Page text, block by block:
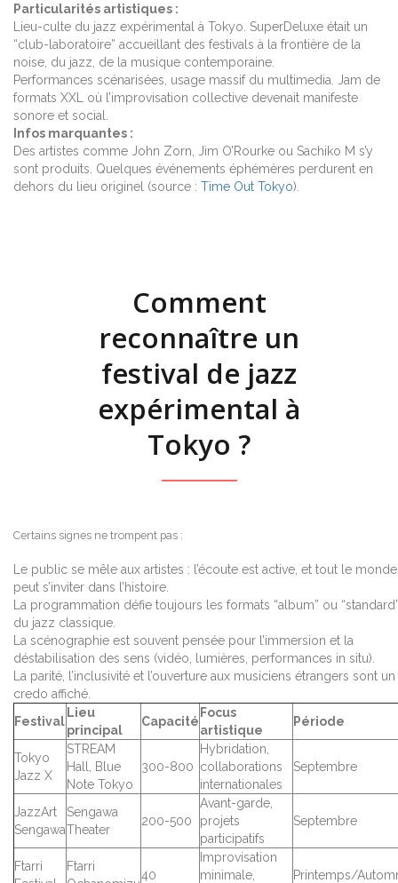
Particularités artistiques :
Lieu-culte du jazz expérimental à Tokyo. SuperDeluxe était un
“club-laboratoire” accueillant des festivals à la frontière de la
noise, du jazz, de la musique contemporaine.
Performances scénarisées, usage massif du multimedia. Jam de
formats XXL où l’improvisation collective devenait manifeste
sonore et social.
Infos marquantes :
Des artistes comme John Zorn, Jim O’Rourke ou Sachiko M s’y
sont produits. Quelques événements éphémères perdurent en
dehors du lieu originel (source : Time Out Tokyo).
Comment
reconnaître un
festival de jazz
expérimental à
Tokyo ?
Certains signes ne trompent pas :
Le public se mêle aux artistes : l’écoute est active, et tout le monde
peut s’inviter dans l’histoire.
La programmation défie toujours les formats “album” ou
du jazz classique.
La scénographie est souvent pensée pour l’immersion et la
déstabilisation des sens (vidéo, lumières, performances in situ).
La parité, l’inclusivité et l’ouverture aux musiciens étrangers sont un
credo affiché.
Festival
Lieu
principal
Capacité
Focus
artistique
Période
Tokyo
Jazz X
STREAM
Hall, Blue
Note Tokyo
300-800
Hybridation,
collaborations
internationales
Septembre
JazzArt
Sengawa
Sengawa
Theater
200-500
Avant-garde,
projets
participatifs
Septembre
Ftarri
Ftarri
40
Improvisation
minimale,
Printemps/